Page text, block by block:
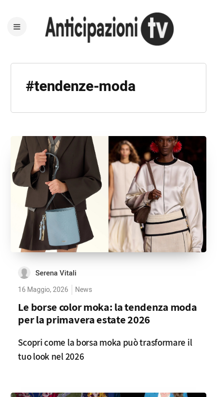
#tendenze-moda
Serena Vitali
16 Maggio, 2026 News
Le borse color moka: la tendenza moda
per la primavera estate 2026
Scopri come la borsa moka può trasformare il
tuo look nel 2026